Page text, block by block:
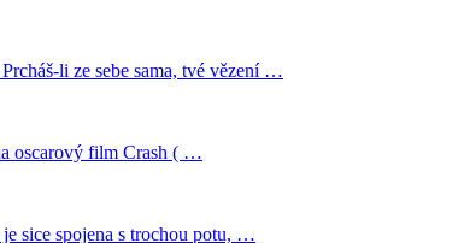
li ze sebe sama, tvé vězení …
oscarový film Crash ( …
sice spojena s trochou potu, …